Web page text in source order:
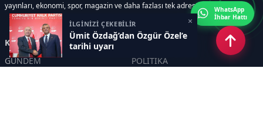
İLGİNİZİ ÇEKEBİLİR
Ümit Özdağ’dan Özgür Özel’e
tarihi uyarı
×
yayınları, ekonomi, spor, magazin ve daha fazlası tek adreste.
Kategoriler
GÜNDEM
POLİTİKA
WhatsApp
İhbar Hattı